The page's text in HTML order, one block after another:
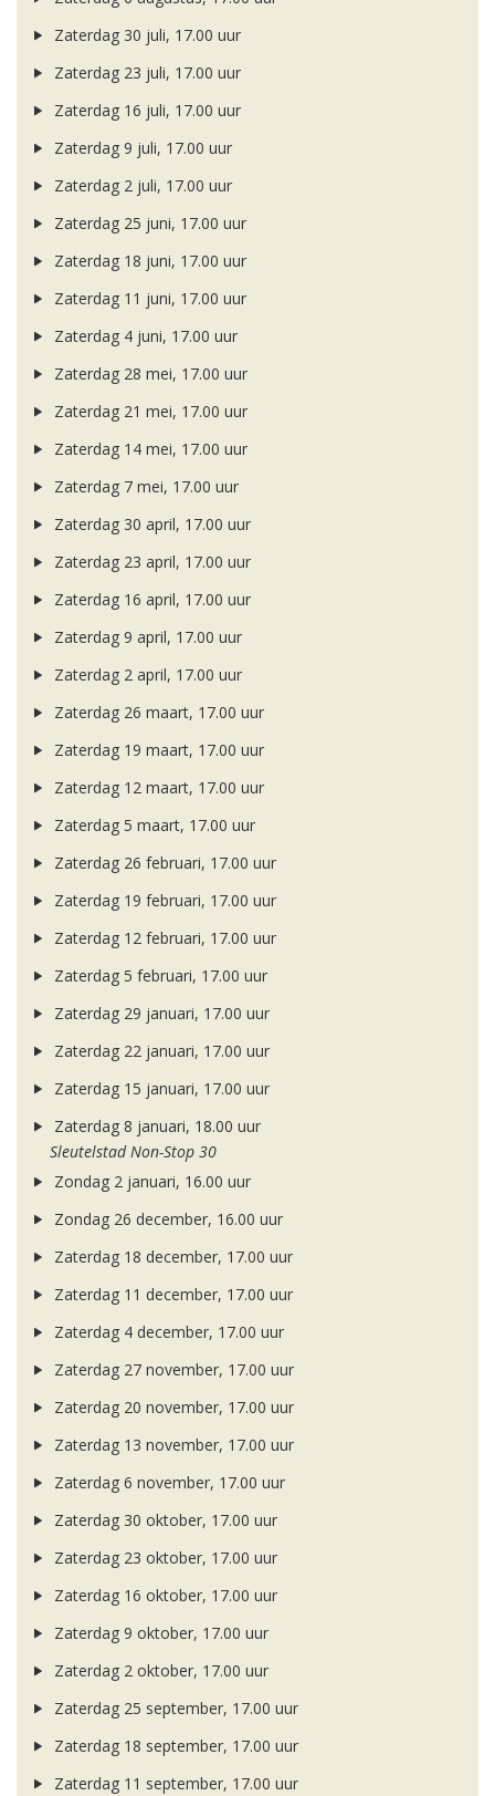
Zaterdag 30 juli, 17.00 uur
Zaterdag 23 juli, 17.00 uur
Zaterdag 16 juli, 17.00 uur
Zaterdag 9 juli, 17.00 uur
Zaterdag 2 juli, 17.00 uur
Zaterdag 25 juni, 17.00 uur
Zaterdag 18 juni, 17.00 uur
Zaterdag 11 juni, 17.00 uur
Zaterdag 4 juni, 17.00 uur
Zaterdag 28 mei, 17.00 uur
Zaterdag 21 mei, 17.00 uur
Zaterdag 14 mei, 17.00 uur
Zaterdag 7 mei, 17.00 uur
Zaterdag 30 april, 17.00 uur
Zaterdag 23 april, 17.00 uur
Zaterdag 16 april, 17.00 uur
Zaterdag 9 april, 17.00 uur
Zaterdag 2 april, 17.00 uur
Zaterdag 26 maart, 17.00 uur
Zaterdag 19 maart, 17.00 uur
Zaterdag 12 maart, 17.00 uur
Zaterdag 5 maart, 17.00 uur
Zaterdag 26 februari, 17.00 uur
Zaterdag 19 februari, 17.00 uur
Zaterdag 12 februari, 17.00 uur
Zaterdag 5 februari, 17.00 uur
Zaterdag 29 januari, 17.00 uur
Zaterdag 22 januari, 17.00 uur
Zaterdag 15 januari, 17.00 uur
Zaterdag 8 januari, 18.00 uur
Sleutelstad Non-Stop 30
Zondag 2 januari, 16.00 uur
Zondag 26 december, 16.00 uur
Zaterdag 18 december, 17.00 uur
Zaterdag 11 december, 17.00 uur
Zaterdag 4 december, 17.00 uur
Zaterdag 27 november, 17.00 uur
Zaterdag 20 november, 17.00 uur
Zaterdag 13 november, 17.00 uur
Zaterdag 6 november, 17.00 uur
Zaterdag 30 oktober, 17.00 uur
Zaterdag 23 oktober, 17.00 uur
Zaterdag 16 oktober, 17.00 uur
Zaterdag 9 oktober, 17.00 uur
Zaterdag 2 oktober, 17.00 uur
Zaterdag 25 september, 17.00 uur
Zaterdag 18 september, 17.00 uur
Zaterdag 11 september, 17.00 uur